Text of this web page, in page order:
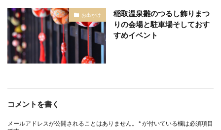
お出かけ
稲取温泉雛のつるし飾りまつ
りの会場と駐車場そしておす
すめイベント
コメントを書く
メールアドレスが公開されることはありません。 *が付いている欄は必須項目